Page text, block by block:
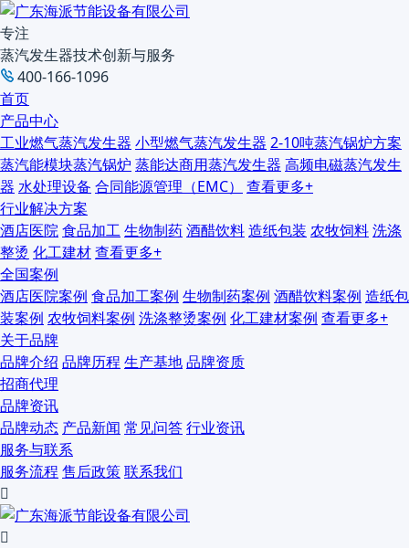
专注
蒸汽发生器技术创新与服务
400-166-1096
首页
产品中心
工业燃气蒸汽发生器 小型燃气蒸汽发生器 2-10吨蒸汽锅炉方案
蒸汽能模块蒸汽锅炉 蒸能达商用蒸汽发生器 高频电磁蒸汽发生
器 水处理设备 合同能源管理（EMC）
查看更多+
行业解决方案
酒店医院食品加工生物制药酒醋饮料造纸包装 农牧饲料洗涤
整烫 化工建材查看更多+
全国案例
酒店医院案例 食品加工案例 生物制药案例 酒醋饮料案例 造纸包
装案例 农牧饲料案例 洗涤整烫案例 化工建材案例 查看更多+
关于品牌
品牌介绍 品牌历程 生产基地品牌资质
招商代理
品牌资讯
品牌动态 产品新闻 常见问答行业资讯
服务与联系
服务流程 售后政策联系我们

